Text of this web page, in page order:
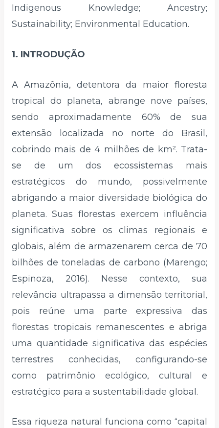
Indigenous Knowledge; Ancestry;
Sustainability; Environmental Education.
1. INTRODUÇÃO
A Amazônia, detentora da maior floresta
tropical do planeta, abrange nove países,
sendo aproximadamente 60% de sua
extensão localizada no norte do Brasil,
cobrindo mais de 4 milhões de km². Trata-
se de um dos ecossistemas mais
estratégicos do mundo, possivelmente
abrigando a maior diversidade biológica do
planeta. Suas florestas exercem influência
significativa sobre os climas regionais e
globais, além de armazenarem cerca de 70
bilhões de toneladas de carbono (Marengo;
Espinoza, 2016). Nesse contexto, sua
relevância ultrapassa a dimensão territorial,
pois reúne uma parte expressiva das
florestas tropicais remanescentes e abriga
uma quantidade significativa das espécies
terrestres conhecidas, configurando-se
como patrimônio ecológico, cultural e
estratégico para a sustentabilidade global.
Essa riqueza natural funciona como “capital